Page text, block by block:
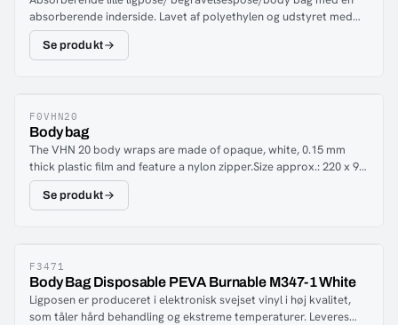
absorberende inderside. Lavet af polyethylen og udstyret med
stærke håndtag med en lasteevne på 180 kg. Miljøtilpasset,
hvilket betyder, at ligposen kan begraves i sin helhed og også
Se produkt
F0VHN20
Body bag
The VHN 20 body wraps are made of opaque, white, 0.15 mm
thick plastic film and feature a nylon zipper.Size approx.: 220 x 90
cm
Se produkt
F3471
Body Bag Disposable PEVA Burnable M347-1 White
Ligposen er produceret i elektronisk svejset vinyl i høj kvalitet,
som tåler hård behandling og ekstreme temperaturer. Leveres